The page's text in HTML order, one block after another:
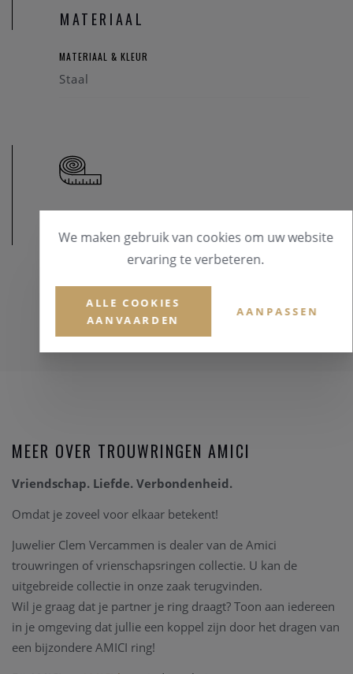
MATERIAAL
MATERIAAL & KLEUR
Staal
AFMETINGEN
MEER OVER TROUWRINGEN AMICI
Vriendschap. Liefde. Verbondenheid.
Omdat je zoveel voor elkaar betekent!
Juwelier Clem Vercammen is dealer van de Amici
trouwringen of vrienschapsringen collectie. U kan de
uitgebreide collectie in onze zaak terugvinden.
Wil je graag dat je partner je ring draagt? Toon aan iedereen
in je omgeving dat jullie een koppel zijn door het dragen van
een bijzondere AMICI ring!
We maken gebruik van cookies om uw website
ervaring te verbeteren.
ALLE COOKIES
AANVAARDEN
AANPASSEN